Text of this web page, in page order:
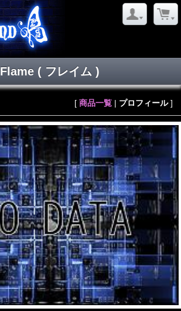
Flame ( フレイム )
[ 商品一覧 | プロフィール]